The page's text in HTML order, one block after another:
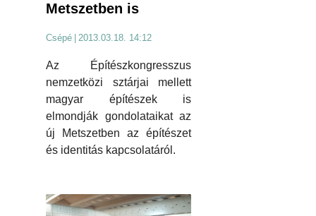
Metszetben is
Csépé 2013.03.18. 14:12
Az Építészkongresszus
nemzetközi sztárjai mellett
magyar építészek is
elmondják gondolataikat az
új Metszetben az építészet
és identitás kapcsolatáról.